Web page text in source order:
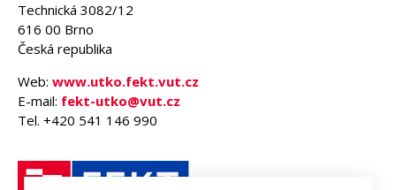
Technická 3082/12
616 00 Brno
Česká republika
Web: www.utko.fekt.vut.cz
E-mail: fekt-utko@vut.cz
Tel. +420 541 146 990